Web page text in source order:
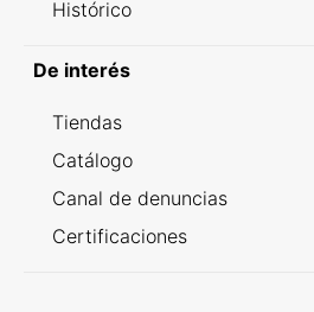
Histórico
De interés
Tiendas
Catálogo
Canal de denuncias
Certificaciones